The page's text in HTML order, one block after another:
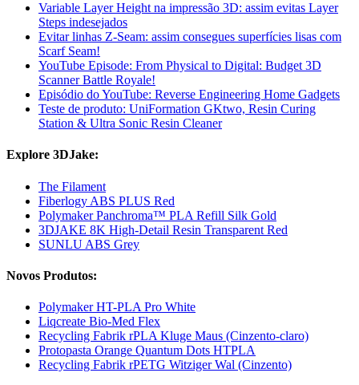
Variable Layer Height na impressão 3D: assim evitas Layer
Steps indesejados
Evitar linhas Z-Seam: assim consegues superfícies lisas com
Scarf Seam!
YouTube Episode: From Physical to Digital: Budget 3D
Scanner Battle Royale!
Episódio do YouTube: Reverse Engineering Home Gadgets
Teste de produto: UniFormation GKtwo, Resin Curing
Station & Ultra Sonic Resin Cleaner
Explore 3DJake:
The Filament
Fiberlogy ABS PLUS Red
Polymaker Panchroma™ PLA Refill Silk Gold
3DJAKE 8K High-Detail Resin Transparent Red
SUNLU ABS Grey
Novos Produtos:
Polymaker HT-PLA Pro White
Liqcreate Bio-Med Flex
Recycling Fabrik rPLA Kluge Maus (Cinzento-claro)
Protopasta Orange Quantum Dots HTPLA
Recycling Fabrik rPETG Witziger Wal (Cinzento)